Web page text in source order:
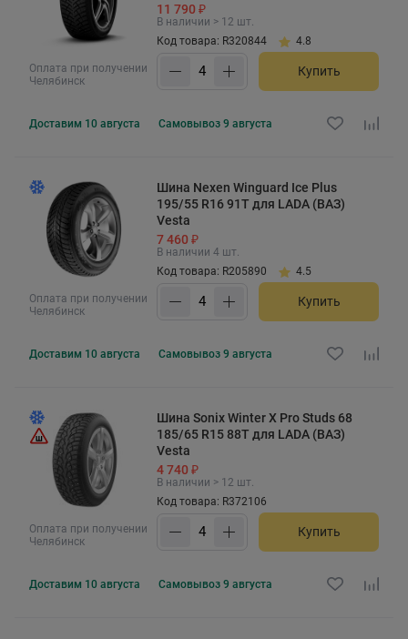
Оплата при получении
Челябинск
11 790 ₽
В наличии > 12 шт.
Код товара: R320844
4.8
Купить
Доставим 10 августа Самовывоз 9 августа
Оплата при получении
Челябинск
Шина Nexen Winguard Ice Plus
195/55 R16 91T для LADA (ВАЗ)
Vesta
7 460 ₽
В наличии 4 шт.
Код товара: R205890
4.5
Купить
Доставим 10 августа Самовывоз 9 августа
Оплата при получении
Челябинск
Шина Sonix Winter X Pro Studs 68
185/65 R15 88T для LADA (ВАЗ)
Vesta
4 740 ₽
В наличии > 12 шт.
Код товара: R372106
Купить
Доставим 10 августа Самовывоз 9 августа